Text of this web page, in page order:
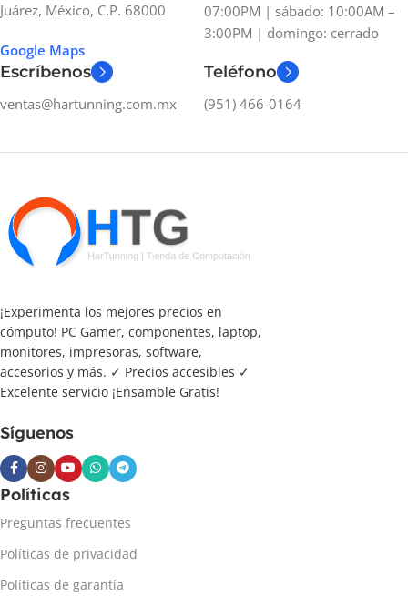
Juárez, México, C.P. 68000
Google Maps
07:00PM | sábado: 10:00AM –
3:00PM | domingo: cerrado
Escríbenos
ventas@hartunning.com.mx
Teléfono
(951) 466-0164
¡Experimenta los mejores precios en
cómputo! PC Gamer, componentes, laptop,
monitores, impresoras, software,
accesorios y más. ✓ Precios accesibles ✓
Excelente servicio ¡Ensamble Gratis!
Síguenos
Políticas
Preguntas frecuentes
Políticas de privacidad
Políticas de garantía